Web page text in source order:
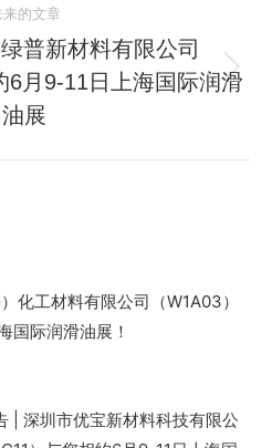
文
章：
来的文章
未
来
普新材料有限公司
6月9-11日上海国际润滑
油展
化工材料有限公司（W1A03）
国际润滑油展！
| 深圳市优宝新材料科技有限公